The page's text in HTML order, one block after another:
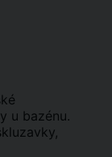
u bazénu.